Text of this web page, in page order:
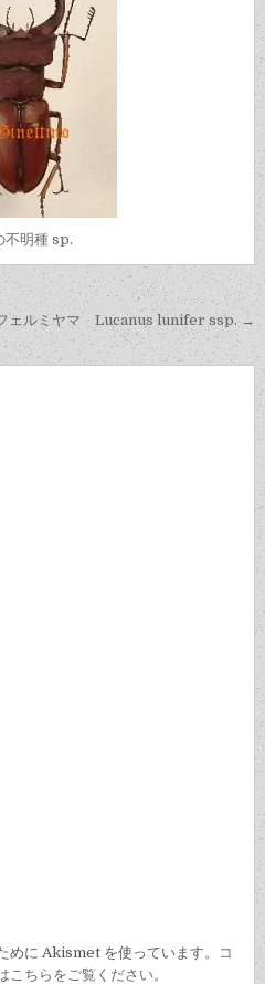
不明種 sp.
ェルミヤマ Lucanus lunifer ssp. →
めに Akismet を使っています。
コ
こちらをご覧ください。